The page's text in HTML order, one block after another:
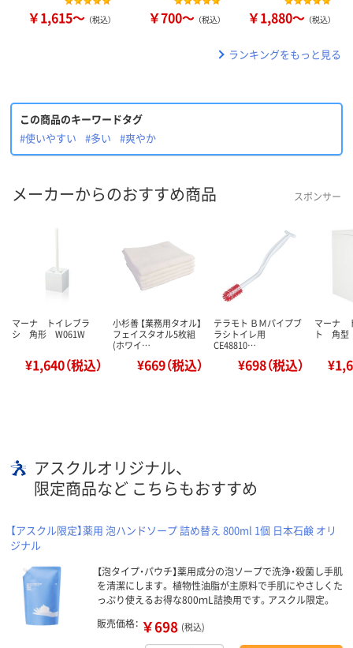
￥1,615～ （税込） ￥700～ （税込） ￥1,880～ （税込）
ランキングをもっと見る
この商品のキーワードタグ
#使いやすい
#多い #爽やか
メーカーからのおすすめ商品 スポンサー
マーナ トイレブラ
シ 角形 W061W
¥1,640（税込）
小杉善 【業務用タオル】
フェイスタオル5枚組
(ホワイ…
¥669（税込）
テラモト ＢＭパイプブ
ラシトイレ用
CE48810…
¥698（税込）
マーナ
ト 角型
アスクルオリジナル、
限定商品など こちらもおすすめ
【アスクル限定】薬用 泡ハンドソープ 詰め替え 800ml 1個 日本石鹸 オリ
ジナル
【泡タイプ・パウチ】薬用成分の泡ソープで洗浄・殺菌し手肌
を清潔にします。 植物性油脂が主原料で手肌にやさしくた
っぷり使えるお得な800ｍL詰換用です。アスクル限定。
販売価格： ￥698 (税込)